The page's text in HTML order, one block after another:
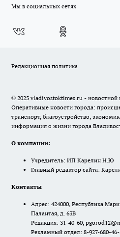
Мы в социальных сетях
Редакционная политика
© 2025 vladivostoktimes.ru - новостной
Оперативные новости города:
транспорт, благоустройство,
информация о жизни города
О компании:
Учредитель: ИП Карелин Н.Ю
Главный редактор сайта:
Контакты
Адрес: 424000, Республика
Палантая, д. 63В
Редакция: 31-40-60,
Рекламный отдел: 8-927-680-46-